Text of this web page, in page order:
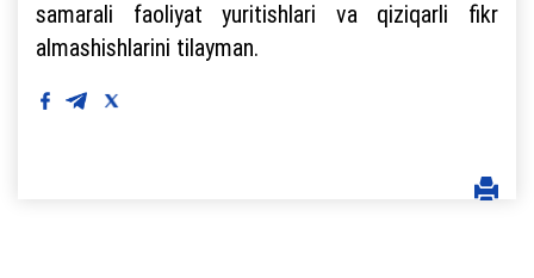
samarali faoliyat yuritishlari va qiziqarli fikr
almashishlarini tilayman.